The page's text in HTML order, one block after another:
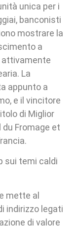
unica per i
banconisti
mostrare la
a
attivamente
La
appunto a
e il vincitore
di Miglior
du Fromage et
sui temi caldi
mette al
indirizzo legati
di valore